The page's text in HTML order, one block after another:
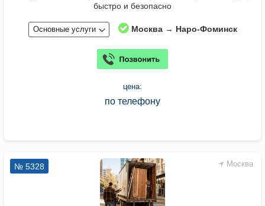
быстро и безопасно
Основные услуги Москва → Наро-Фоминск
цена:
по телефону
Москва
№ 5328